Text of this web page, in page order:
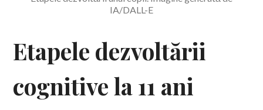
IA/DALL-E
Etapele dezvoltării
cognitive la 11 ani